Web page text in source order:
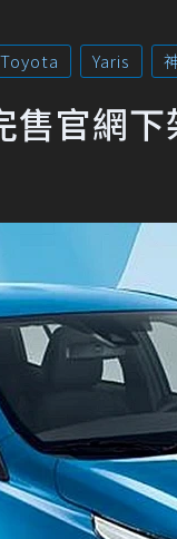
Toyota Yaris
售官網